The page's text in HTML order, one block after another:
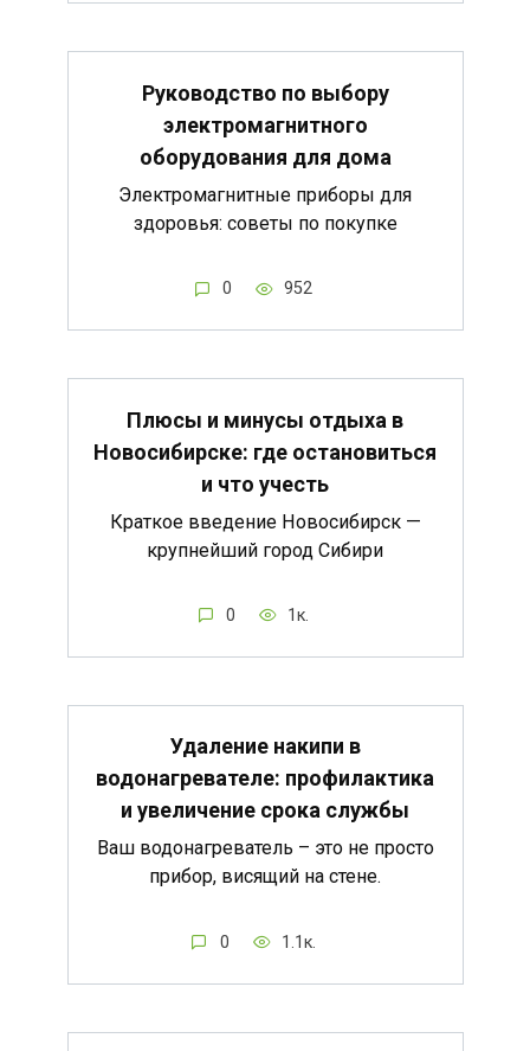
Руководство по выбору
электромагнитного
оборудования для дома
Электромагнитные приборы для
здоровья: советы по покупке
0 952
Плюсы и минусы отдыха в
Новосибирске: где остановиться
и что учесть
Краткое введение Новосибирск —
крупнейший город Сибири
0 1к.
Удаление накипи в
водонагревателе: профилактика
и увеличение срока службы
Ваш водонагреватель – это не просто
прибор, висящий на стене.
0 1.1к.